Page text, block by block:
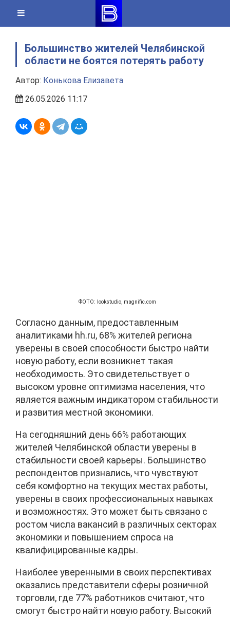
content
Большинство жителей Челябинской
области не боятся потерять работу
Автор: Конькова Елизавета
26.05.2026 11:17
ФОТО: lookstudio, magnific.com
Согласно данным, предоставленным
аналитиками hh.ru, 68% жителей региона
уверены в своей способности быстро найти
новую работу, если возникнет такая
необходимость. Это свидетельствует о
высоком уровне оптимизма населения, что
является важным индикатором стабильности
и развития местной экономики.
На сегодняшний день 66% работающих
жителей Челябинской области уверены в
стабильности своей карьеры. Большинство
респондентов признались, что чувствуют
себя комфортно на текущих местах работы,
уверены в своих профессиональных навыках
и возможностях. Это может быть связано с
ростом числа вакансий в различных секторах
экономики и повышением спроса на
квалифицированные кадры.
Наиболее уверенными в своих перспективах
оказались представители сферы розничной
торговли, где 77% работников считают, что
смогут быстро найти новую работу. Высокий